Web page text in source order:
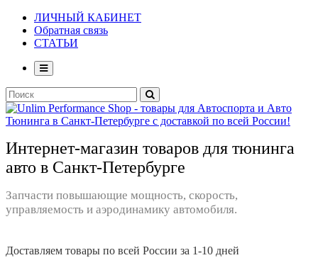
ЛИЧНЫЙ КАБИНЕТ
Обратная связь
СТАТЬИ
Интернет-магазин товаров для тюнинга
авто в Санкт-Петербурге
Запчасти повышающие мощность, скорость,
управляемость и аэродинамику автомобиля.
Доставляем товары по всей России за 1-10 дней